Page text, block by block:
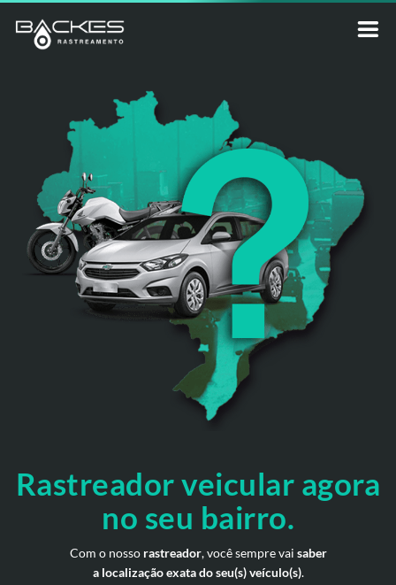
Rastreador veicular agora
no seu bairro.
Com o nosso rastreador, você sempre vai saber
a localização exata do seu(s) veículo(s).